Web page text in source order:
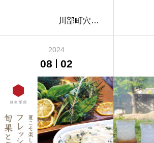
川部町穴吹
2024
08 02